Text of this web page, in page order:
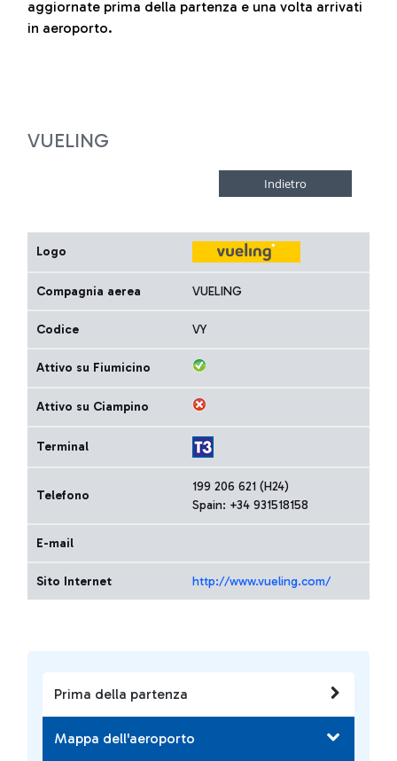
Prima della partenza
Mappa dell'aeroporto
aggiornate prima della partenza e una volta arrivati
in aeroporto.
VUELING
Logo
Compagnia aerea VUELING
Codice VY
Attivo su Fiumicino
Attivo su Ciampino
Terminal
Telefono
199 206 621 (H24)
Spain: +34 931518158
E-mail
Sito Internet http://www.vueling.com/